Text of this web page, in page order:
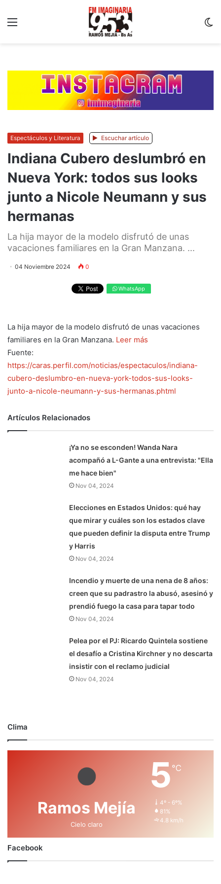
Espectáculos y Literatura Escuchar artículo
Indiana Cubero deslumbró en
Nueva York: todos sus looks
junto a Nicole Neumann y sus
hermanas
La hija mayor de la modelo disfrutó de unas
vacaciones familiares en la Gran Manzana. ...
04 Noviembre 2024 0
WhatsApp
La hija mayor de la modelo disfrutó de unas vacaciones
familiares en la Gran Manzana. Leer más
Fuente:
https://caras.perfil.com/noticias/espectaculos/indiana-
cubero-deslumbro-en-nueva-york-todos-sus-looks-
junto-a-nicole-neumann-y-sus-hermanas.phtml
Artículos Relacionados
¡Ya no se esconden! Wanda Nara
acompañó a L-Gante a una entrevista: "Ella
me hace bien"
Nov 04, 2024
Elecciones en Estados Unidos: qué hay
que mirar y cuáles son los estados clave
que pueden definir la disputa entre Trump
y Harris
Nov 04, 2024
Incendio y muerte de una nena de 8 años:
creen que su padrastro la abusó, asesinó y
prendió fuego la casa para tapar todo
Nov 04, 2024
Pelea por el PJ: Ricardo Quintela sostiene
el desafío a Cristina Kirchner y no descarta
insistir con el reclamo judicial
Nov 04, 2024
Clima
Ramos Mejía
Cielo claro
5 ℃
4º - 6º%
81%
4.8 km/h
Facebook